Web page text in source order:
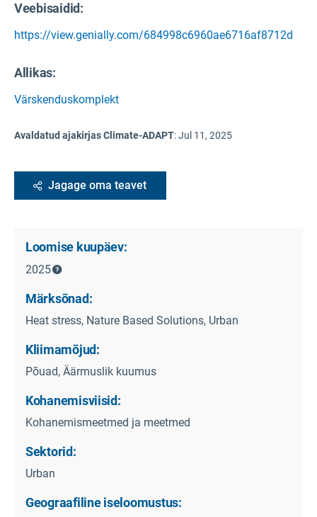
Veebisaidid:
https://view.genially.com/684998c6960ae6716af8712d
Allikas:
Värskenduskomplekt
Avaldatud ajakirjas Climate-ADAPT:Jul 11, 2025
Jagage oma teavet
Loomise kuupäev:
2025
Märksõnad:
Heat stress, Nature Based Solutions, Urban
Kliimamõjud:
Põuad, Äärmuslik kuumus
Kohanemisviisid:
Kohanemismeetmed ja meetmed
Sektorid:
Urban
Geograafiline iseloomustus: